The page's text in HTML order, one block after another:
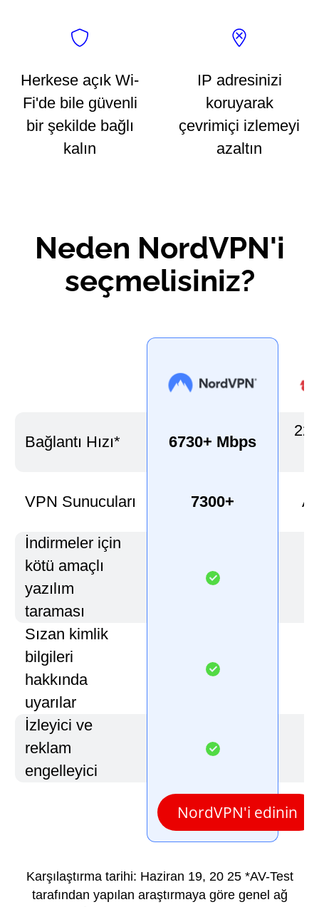
Herkese açık Wi-
Fi'de bile güvenli
bir şekilde bağlı
kalın
IP adresinizi
koruyarak
çevrimiçi izlemeyi
azaltın
Neden NordVPN'i
seçmelisiniz?
Bağlantı Hızı* 6730+ Mbps
VPN Sunucuları 7300+
İndirmeler için
kötü amaçlı
yazılım
taraması
Sızan kimlik
bilgileri
hakkında
uyarılar
İzleyici ve
reklam
engelleyici
NordVPN'i edinin
Karşılaştırma tarihi: Haziran 19, 20 25 *AV-Test
tarafından yapılan araştırmaya göre genel ağ